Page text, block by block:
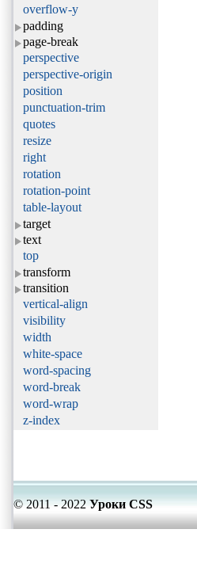
overflow-y
padding
page-break
perspective
perspective-origin
position
punctuation-trim
quotes
resize
right
rotation
rotation-point
table-layout
target
text
top
transform
transition
vertical-align
visibility
width
white-space
word-spacing
word-break
word-wrap
z-index
© 2011 - 2022Уроки CSS